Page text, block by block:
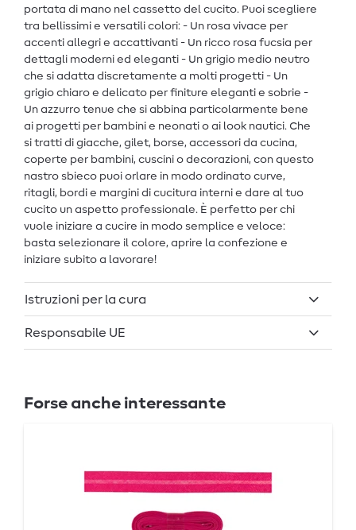
portata di mano nel cassetto del cucito. Puoi scegliere
tra bellissimi e versatili colori: - Un rosa vivace per
accenti allegri e accattivanti - Un ricco rosa fucsia per
dettagli moderni ed eleganti - Un grigio medio neutro
che si adatta discretamente a molti progetti - Un
grigio chiaro e delicato per finiture eleganti e sobrie -
Un azzurro tenue che si abbina particolarmente bene
ai progetti per bambini e neonati o ai look nautici. Che
si tratti di giacche, gilet, borse, accessori da cucina,
coperte per bambini, cuscini o decorazioni, con questo
nastro sbieco puoi orlare in modo ordinato curve,
ritagli, bordi e margini di cucitura interni e dare al tuo
cucito un aspetto professionale. È perfetto per chi
vuole iniziare a cucire in modo semplice e veloce:
basta selezionare il colore, aprire la confezione e
iniziare subito a lavorare!
Istruzioni per la cura
Responsabile UE
Forse anche interessante